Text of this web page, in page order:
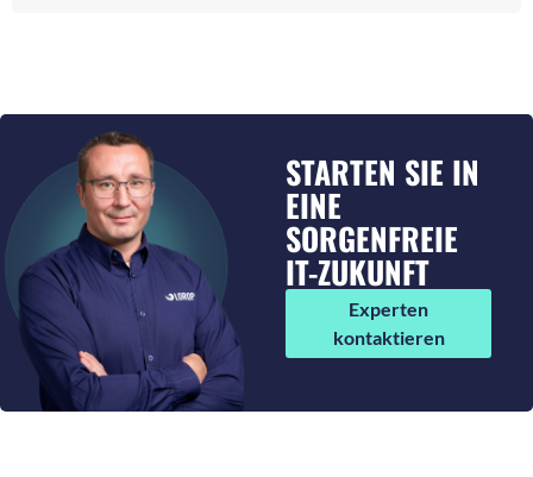
STARTEN SIE IN
EINE
SORGENFREIE
IT-ZUKUNFT
Experten
kontaktieren